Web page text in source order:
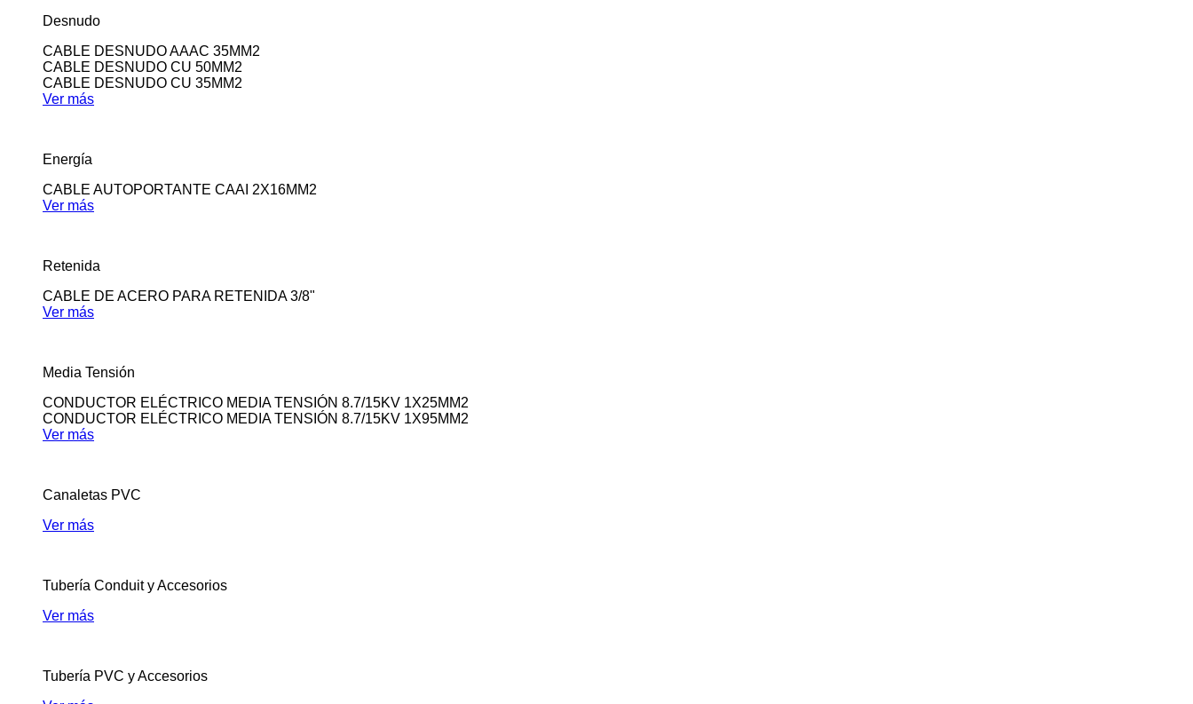
Desnudo
CABLE DESNUDO AAAC 35MM2
CABLE DESNUDO CU 50MM2
CABLE DESNUDO CU 35MM2
Ver más
Energía
CABLE AUTOPORTANTE CAAI 2X16MM2
Ver más
Retenida
CABLE DE ACERO PARA RETENIDA 3/8"
Ver más
Media Tensión
CONDUCTOR ELÉCTRICO MEDIA TENSIÓN 8.7/15KV 1X25MM2
CONDUCTOR ELÉCTRICO MEDIA TENSIÓN 8.7/15KV 1X95MM2
Ver más
Canaletas PVC
Ver más
Tubería Conduit y Accesorios
Ver más
Tubería PVC y Accesorios